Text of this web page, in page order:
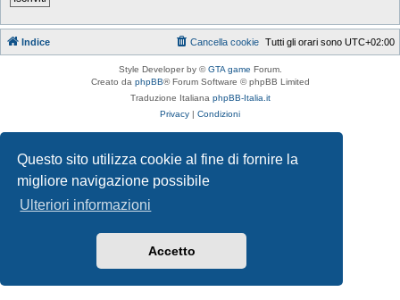
Questo sito utilizza cookie al fine di fornire la
migliore navigazione possibile
Ulteriori informazioni
Accetto
Indice Tutti gli orari sono UTC+02:00
Cancella cookie
Style Developer by ©GTA game Forum.
Creato da phpBB® Forum Software © phpBB Limited
Traduzione Italiana phpBB-Italia.it
Privacy | Condizioni